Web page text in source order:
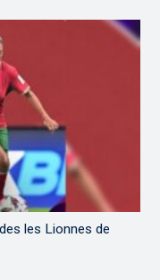
les Lionnes de